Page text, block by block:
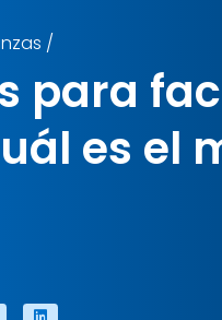
/
para
es el